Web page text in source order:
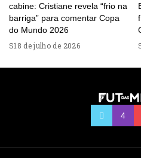
cabine: Cristiane revela “frio na
barriga” para comentar Copa
do Mundo 2026
18 de julho de 2026